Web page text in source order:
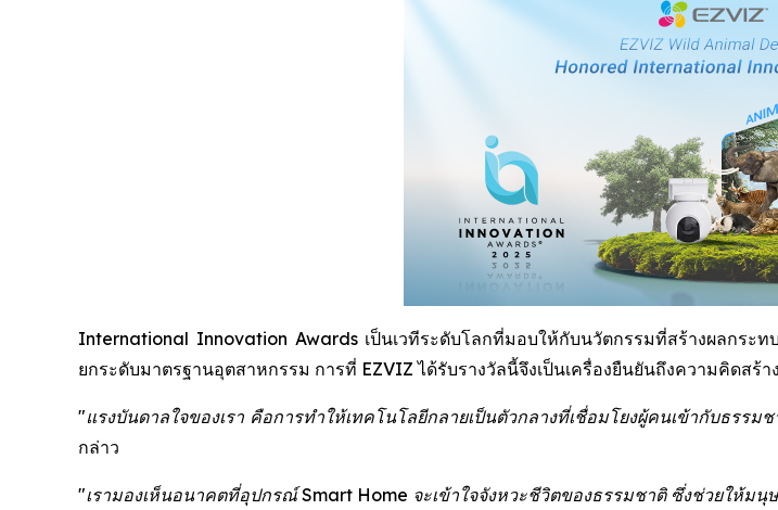
International Innovation Awards เป็นเวทีระดับโลกที่มอบให้กับนวัตกรรมที่สร้างผลกระ
ยกระดับมาตรฐานอุตสาหกรรม การที่ EZVIZ ได้รับรางวัลนี้จึงเป็นเครื่องยืนยันถึงความคิดส
"แรงบันดาลใจของเรา คือการทำให้เทคโนโลยีกลายเป็นตัวกลางที่เชื่อมโยงผู้คนเข้ากับธรรม
กล่าว
"เรามองเห็นอนาคตที่อุปกรณ์ Smart Home จะเข้าใจจังหวะชีวิตของธรรมชาติ ซึ่งช่วยให้ม